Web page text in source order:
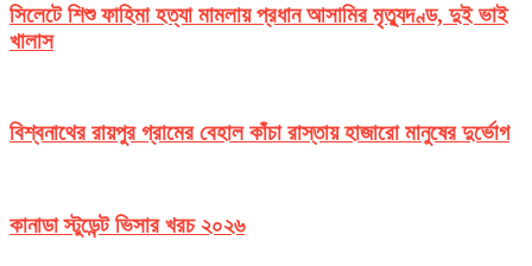
সিলেটে শিশু ফাহিমা হত্যা মামলায় প্রধান আসামির মৃত্যুদণ্ড, দুই ভাই
খালাস
বিশ্বনাথের রায়পুর গ্রামের বেহাল কাঁচা রাস্তায় হাজারো মানুষের দুর্ভোগ
কানাডা স্টুডেন্ট ভিসার খরচ ২০২৬